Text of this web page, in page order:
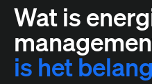
Wat is
is het